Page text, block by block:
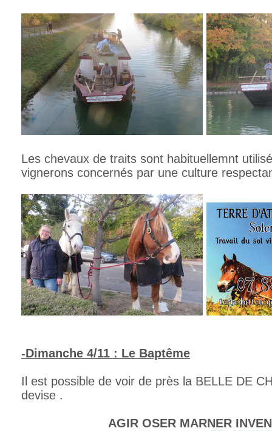
Les chevaux de traits sont habituellemnt
vignerons concernés par une culture
-Dimanche 4/11 : Le Baptême
Il est possible de voir de près la BELLE DE
devise .
AGIR OSER MARNER